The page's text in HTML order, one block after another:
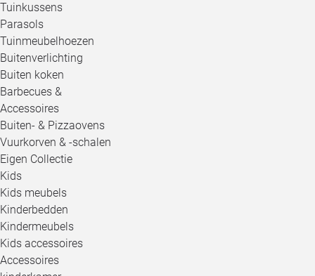
Tuinkussens
Parasols
Tuinmeubelhoezen
Buitenverlichting
Buiten koken
Barbecues &
Accessoires
Buiten- & Pizzaovens
Vuurkorven & -schalen
Eigen Collectie
Kids
Kids meubels
Kinderbedden
Kindermeubels
Kids accessoires
Accessoires